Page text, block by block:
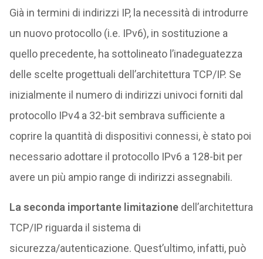
Già in termini di indirizzi IP, la necessità di introdurre
un nuovo protocollo (i.e. IPv6), in sostituzione a
quello precedente, ha sottolineato l’inadeguatezza
delle scelte progettuali dell’architettura TCP/IP. Se
inizialmente il numero di indirizzi univoci forniti dal
protocollo IPv4 a 32-bit sembrava sufficiente a
coprire la quantità di dispositivi connessi, è stato poi
necessario adottare il protocollo IPv6 a 128-bit per
avere un più ampio range di indirizzi assegnabili.
La seconda importante limitazionedell’architettura
TCP/IP riguarda il sistema di
sicurezza/autenticazione. Quest’ultimo, infatti, può